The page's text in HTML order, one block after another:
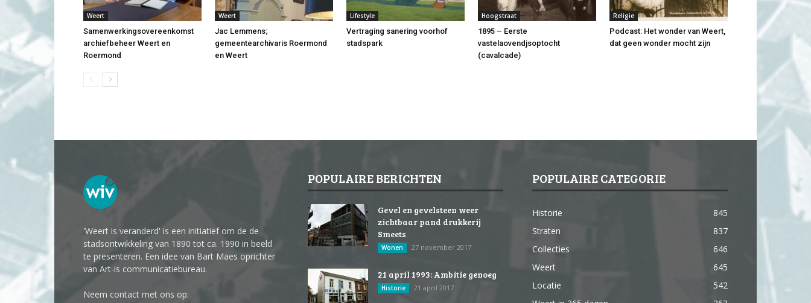
Weert
Samenwerkingsovereenkomst
archiefbeheer Weert en
Roermond
Weert
Jac Lemmens;
gemeentearchivaris Roermond
en Weert
Lifestyle
Vertraging sanering voorhof
stadspark
Hoogstraat
1895 – Eerste
vastelaovendjsoptocht
(cavalcade)
Religie
Podcast: Het wonder van Weert,
dat geen wonder mocht zijn
'Weert is veranderd' is een initiatief om de de
stadsontwikkeling van 1890 tot ca. 1990 in beeld
te presenteren. Een idee van Bart Maes oprichter
van Art-is communicatiebureau.
Neem contact met ons op:
POPULAIRE BERICHTEN
Gevel en gevelsteen weer
zichtbaar pand drukkerij
Smeets
Wonen 27 november 2017
21 april 1993: Ambitie genoeg
Historie 21 april 2017
POPULAIRE CATEGORIE
Historie
845
Straten
837
Collecties
646
Weert
645
Locatie
542